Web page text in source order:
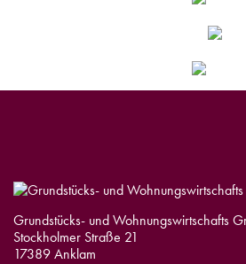
Grundstücks- und Wohnungswirtschafts
Stockholmer Straße 21
17389 Anklam